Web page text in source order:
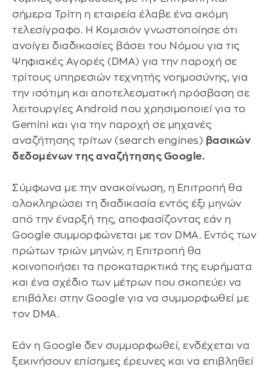
σήμερα Τρίτη η εταιρεία έλαβε ένα ακόμη
τελεσίγραφο. Η Κομισιόν γνωστοποίησε ότι
ανοίγει διαδικασίες βάσει του Νόμου για τις
Ψηφιακές Αγορές (DMA) για την παροχή σε
τρίτους υπηρεσιών τεχνητής νοημοσύνης, για
την ισότιμη και αποτελεσματική πρόσβαση σε
λειτουργίες Android που χρησιμοποιεί για το
Gemini και για την παροχή σε μηχανές
αναζήτησης τρίτων (search engines) βασικών
δεδομένων της αναζήτησης Google.
Σύμφωνα με την ανακοίνωση, η Επιτροπή θα
ολοκληρώσει τη διαδικασία εντός έξι μηνών
από την έναρξή της, αποφασίζοντας εάν η
Google συμμορφώνεται με τον DMA. Εντός των
πρώτων τριών μηνών, η Επιτροπή θα
κοινοποιήσει τα προκαταρκτικά της ευρήματα
και ένα σχέδιο των μέτρων που σκοπεύει να
επιβάλει στην Google για να συμμορφωθεί με
τον DMA.
Εάν η Google δεν συμμορφωθεί, ενδέχεται να
ξεκινήσουν επίσημες έρευνες και να επιβληθεί